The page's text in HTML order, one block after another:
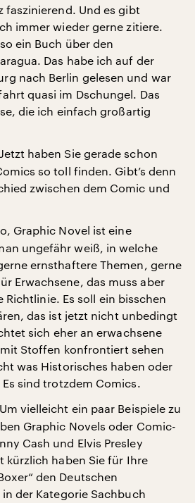
faszinierend. Und es gibt
immer wieder gerne zitiere.
ein Buch über den
Das habe ich auf der
nach Berlin gelesen und war
quasi im Dschungel. Das
die ich einfach großartig
Jetzt haben Sie gerade schon
so toll finden. Gibt’s denn
zwischen dem Comic und
Graphic Novel ist eine
ungefähr weiß, in welche
ernsthaftere Themen, gerne
Erwachsene, das muss aber
Richtlinie. Es soll ein bisschen
das ist jetzt nicht unbedingt
sich eher an erwachsene
Stoffen konfrontiert sehen
was Historisches haben oder
sind trotzdem Comics.
Um vielleicht ein paar Beispiele zu
Graphic Novels oder Comic-
Cash und Elvis Presley
kürzlich haben Sie für Ihre
den Deutschen
der Kategorie Sachbuch